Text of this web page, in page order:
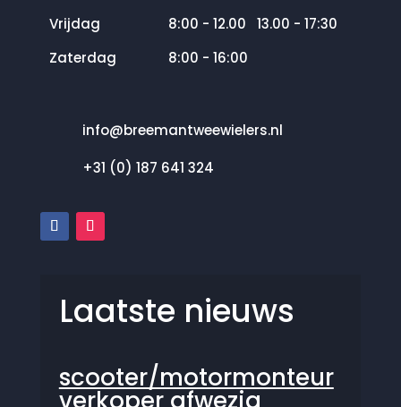
Vrijdag
8:00 - 12.00 13.00 - 17:30
Zaterdag
8:00 - 16:00
info@breemantweewielers.nl
+31 (0) 187 641 324
Laatste nieuws
scooter/motormonteur
verkoper afwezig